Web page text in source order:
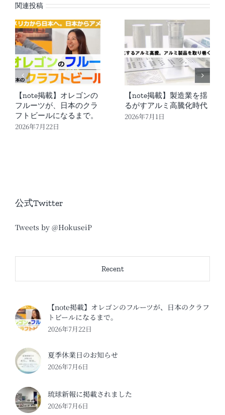
関連投稿
【note掲載】オレゴンの
フルーツが、日本のクラ
フトビールになるまで。
2026年7月22日
【note掲載】製造業を揺
るがすアルミ高騰化時代
2026年7月1日
公式Twitter
Tweets by @HokuseiP
Recent
【note掲載】オレゴンのフルーツが、日本のクラフ
トビールになるまで。
2026年7月22日
夏季休業日のお知らせ
2026年7月6日
琉球新報に掲載されました
2026年7月6日